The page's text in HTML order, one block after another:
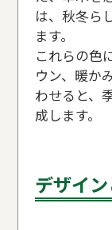
は、秋冬ら
ます。
これらの色
ウン、暖か
わせると、
成します。
デザイ